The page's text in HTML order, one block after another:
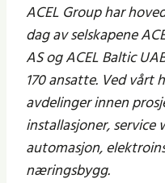
ACEL Group har
dag av selskapene
AS og ACEL Baltic
170 ansatte. Ved
avdelinger innen
installasjoner,
automasjon,
næringsbygg.